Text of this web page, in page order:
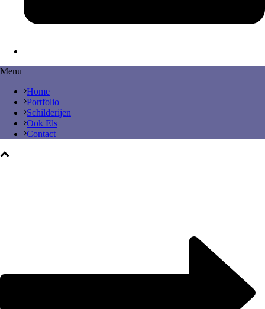
Menu
Home
Portfolio
Schilderijen
Ook Els
Contact